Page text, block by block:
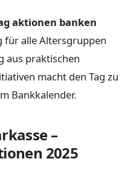
aktionen banken
für alle Altersgruppen
aus praktischen
macht den Tag zu
Bankkalender.
–
2025